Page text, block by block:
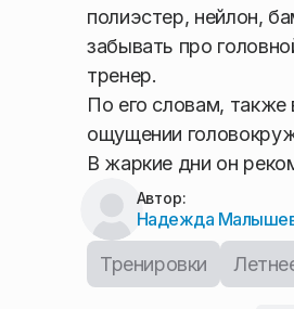
полиэстер, нейлон,
забывать про
тренер.
По его словам, также
ощущении
В жаркие дни он
Автор:
Надежда
Тренировки